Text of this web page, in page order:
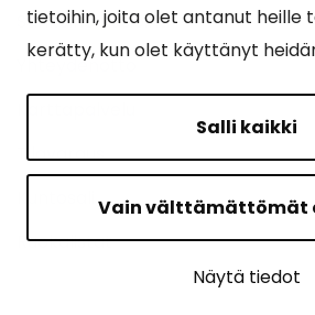
tietoihin, joita olet antanut heille
kerätty, kun olet käyttänyt
Salli kaikki
Vain välttämättömät
Näytä tiedot
Sähköinen asiointi
Yhteydenotto
Tilavaraus
Ruokalistat